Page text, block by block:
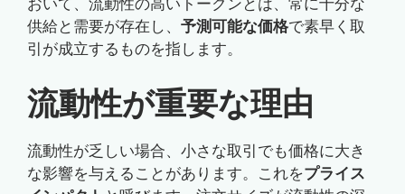
供給と需要が存在し、 予測可能な価格で素早く取
引が成立するものを指します。
流動性が重要な理由
流動性が乏しい場合、小さな取引でも価格に大き
な影響を与えることがあります。これをプライス